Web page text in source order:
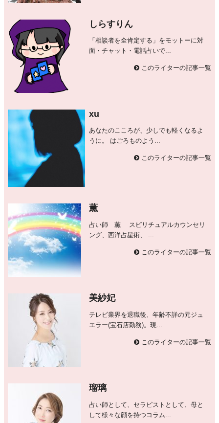
しらすりん
「相談者を全肯定する」をモットーに対
面・チャット・電話占いで...
このライターの記事一覧
xu
あなたのこころが、少しでも軽くなるよ
うに。 はごろものよう...
このライターの記事一覧
薫
占い師 薫 スピリチュアルカウンセリ
ング、西洋占星術、 ...
このライターの記事一覧
美紗妃
テレビ業界を退職後、年齢不詳の元ジュ
エラー(宝石店勤務)。現...
このライターの記事一覧
瑠璃
占い師として、セラピストとして、母と
して様々な顔を持つコラム...